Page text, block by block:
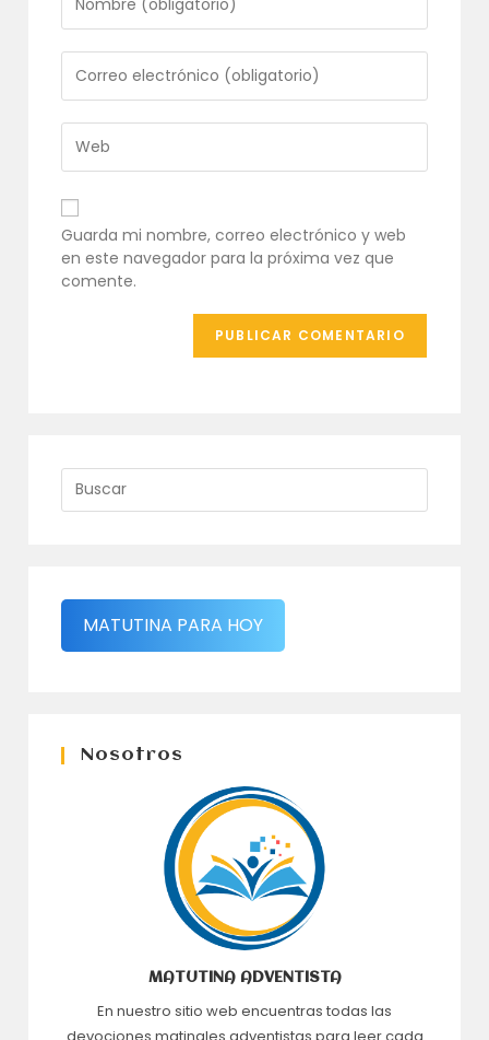
tu
nombre
o
nombre
de
usuario
para
comentar
tu
dirección
de
correo
electrónico
para
comentar
URL
de
tu
web
(opcional)
Guarda mi nombre, correo electrónico y web
en este navegador para la próxima vez que
comente.
MATUTINA PARA HOY
Nosotros
MATUTINA ADVENTISTA
En nuestro sitio web encuentras todas las